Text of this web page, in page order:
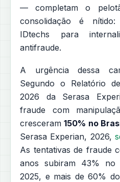
— completam o
consolidação é
IDtechs para
antifraude.
A urgência dessa
Segundo o Relatório
2026 da Serasa
fraude com
cresceram150% no
Serasa Experian, 2026,
As tentativas de fraude
anos subiram 43% no
2025, e mais de 60%